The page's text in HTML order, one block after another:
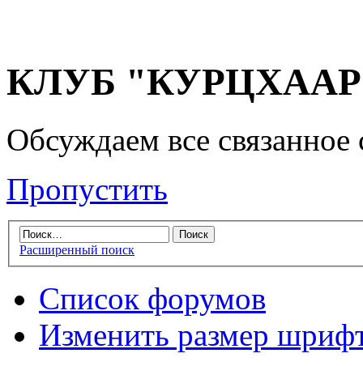
КЛУБ "КУРЦХААР"
Обсуждаем все
Пропустить
Расширенный поиск
Список форумов
Изменить размер